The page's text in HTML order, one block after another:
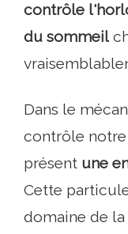
contrôle
du sommeil
Dans le
contrôle
présent une
Cette
domaine de